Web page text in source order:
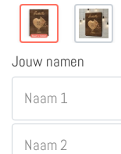
Jouw namen
Naam 1
Naam 2